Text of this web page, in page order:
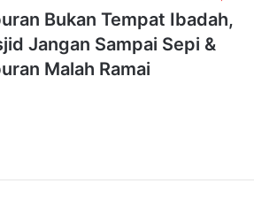
Bukan Tempat Ibadah,
Jangan Sampai Sepi &
Malah Ramai